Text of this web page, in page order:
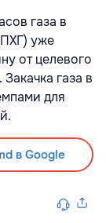
газа в
уже
от целевого
газа в
для
в Google